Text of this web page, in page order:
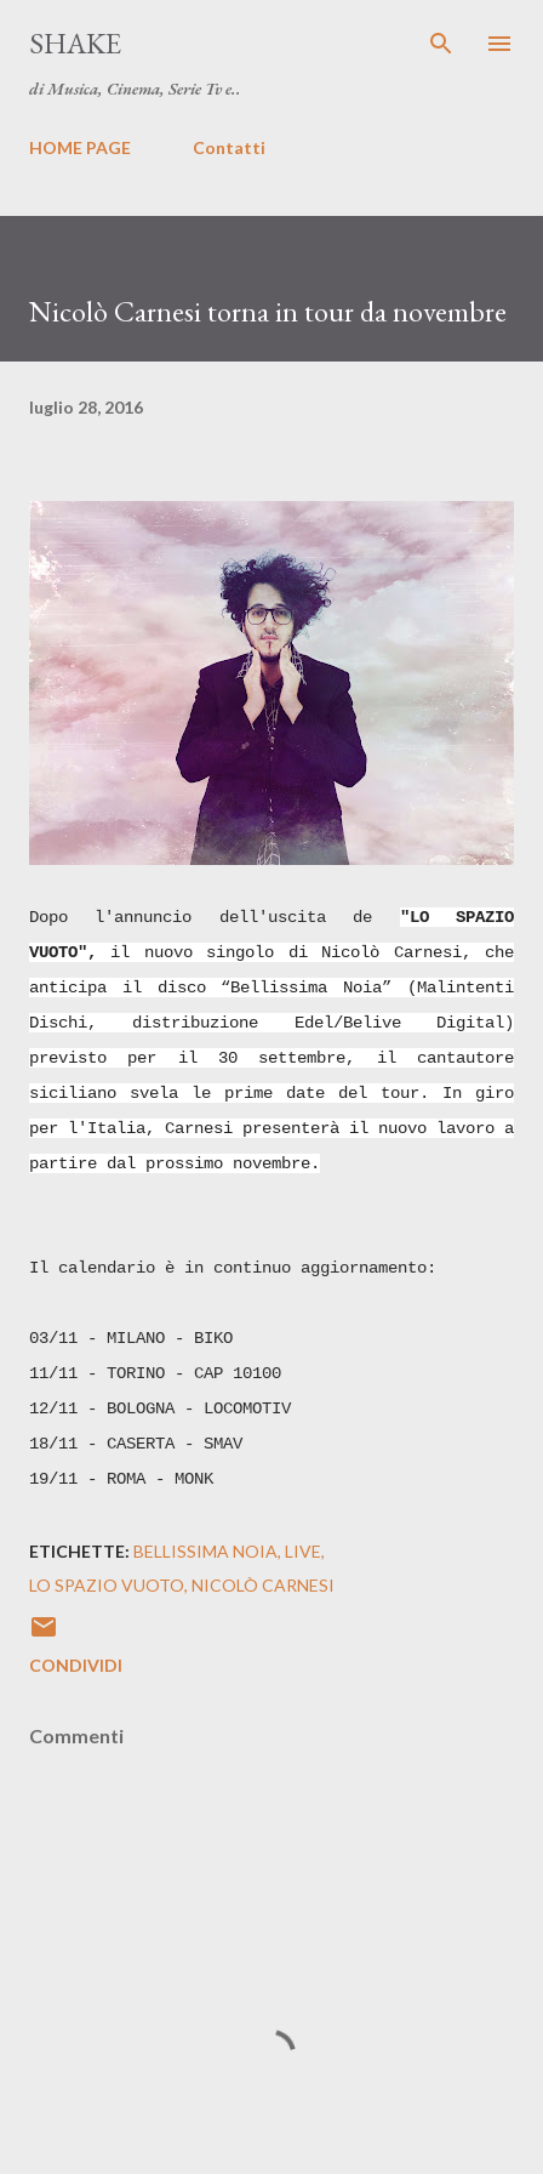
SHAKE
di Musica, Cinema, Serie Tv e..
HOME PAGE Contatti
Nicolò Carnesi torna in tour da novembre
luglio 28, 2016
Dopo l'annuncio dell'uscita de "LO SPAZIO
VUOTO", il nuovo singolo di Nicolò Carnesi, che
anticipa il disco “Bellissima Noia”
(Malintenti
Dischi, distribuzione Edel/Belive Digital)
previsto per il 30 settembre, il cantautore
siciliano svela le prime date del tour. In giro
per l'Italia, Carnesi presenterà il nuovo lavoro a
partire dal prossimo novembre.
Il calendario è in continuo aggiornamento:
03/11 - MILANO - BIKO
11/11 - TORINO - CAP 10100
12/11 - BOLOGNA - LOCOMOTIV
18/11 - CASERTA - SMAV
19/11 - ROMA - MONK
ETICHETTE: BELLISSIMA NOIA LIVE
LO SPAZIO VUOTO NICOLÒ CARNESI
CONDIVIDI
Commenti